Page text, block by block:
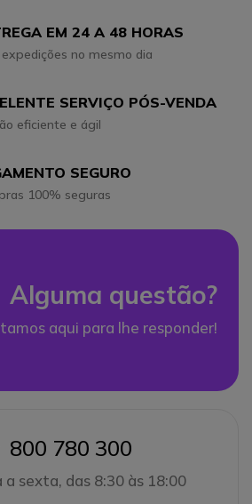
EM 24 A 48 HORAS
no mesmo dia
SERVIÇO PÓS-VENDA
eficiente e ágil
SEGURO
100% seguras
Alguma questão?
aqui para lhe responder!
icon
800 780 300
a sexta, das 8:30 às 18:00